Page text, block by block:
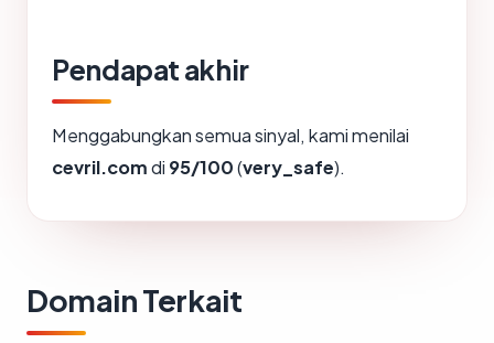
Pendapat akhir
Menggabungkan semua sinyal, kami menilai
cevril.comdi 95/100(very_safe).
Domain Terkait